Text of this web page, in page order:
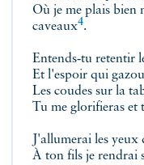
Où je me plais bien
caveaux4.
Entends‑tu retentir
Et l'espoir qui
Les coudes sur la
Tu me glorifieras et
J'allumerai les
À ton fils je rendrai